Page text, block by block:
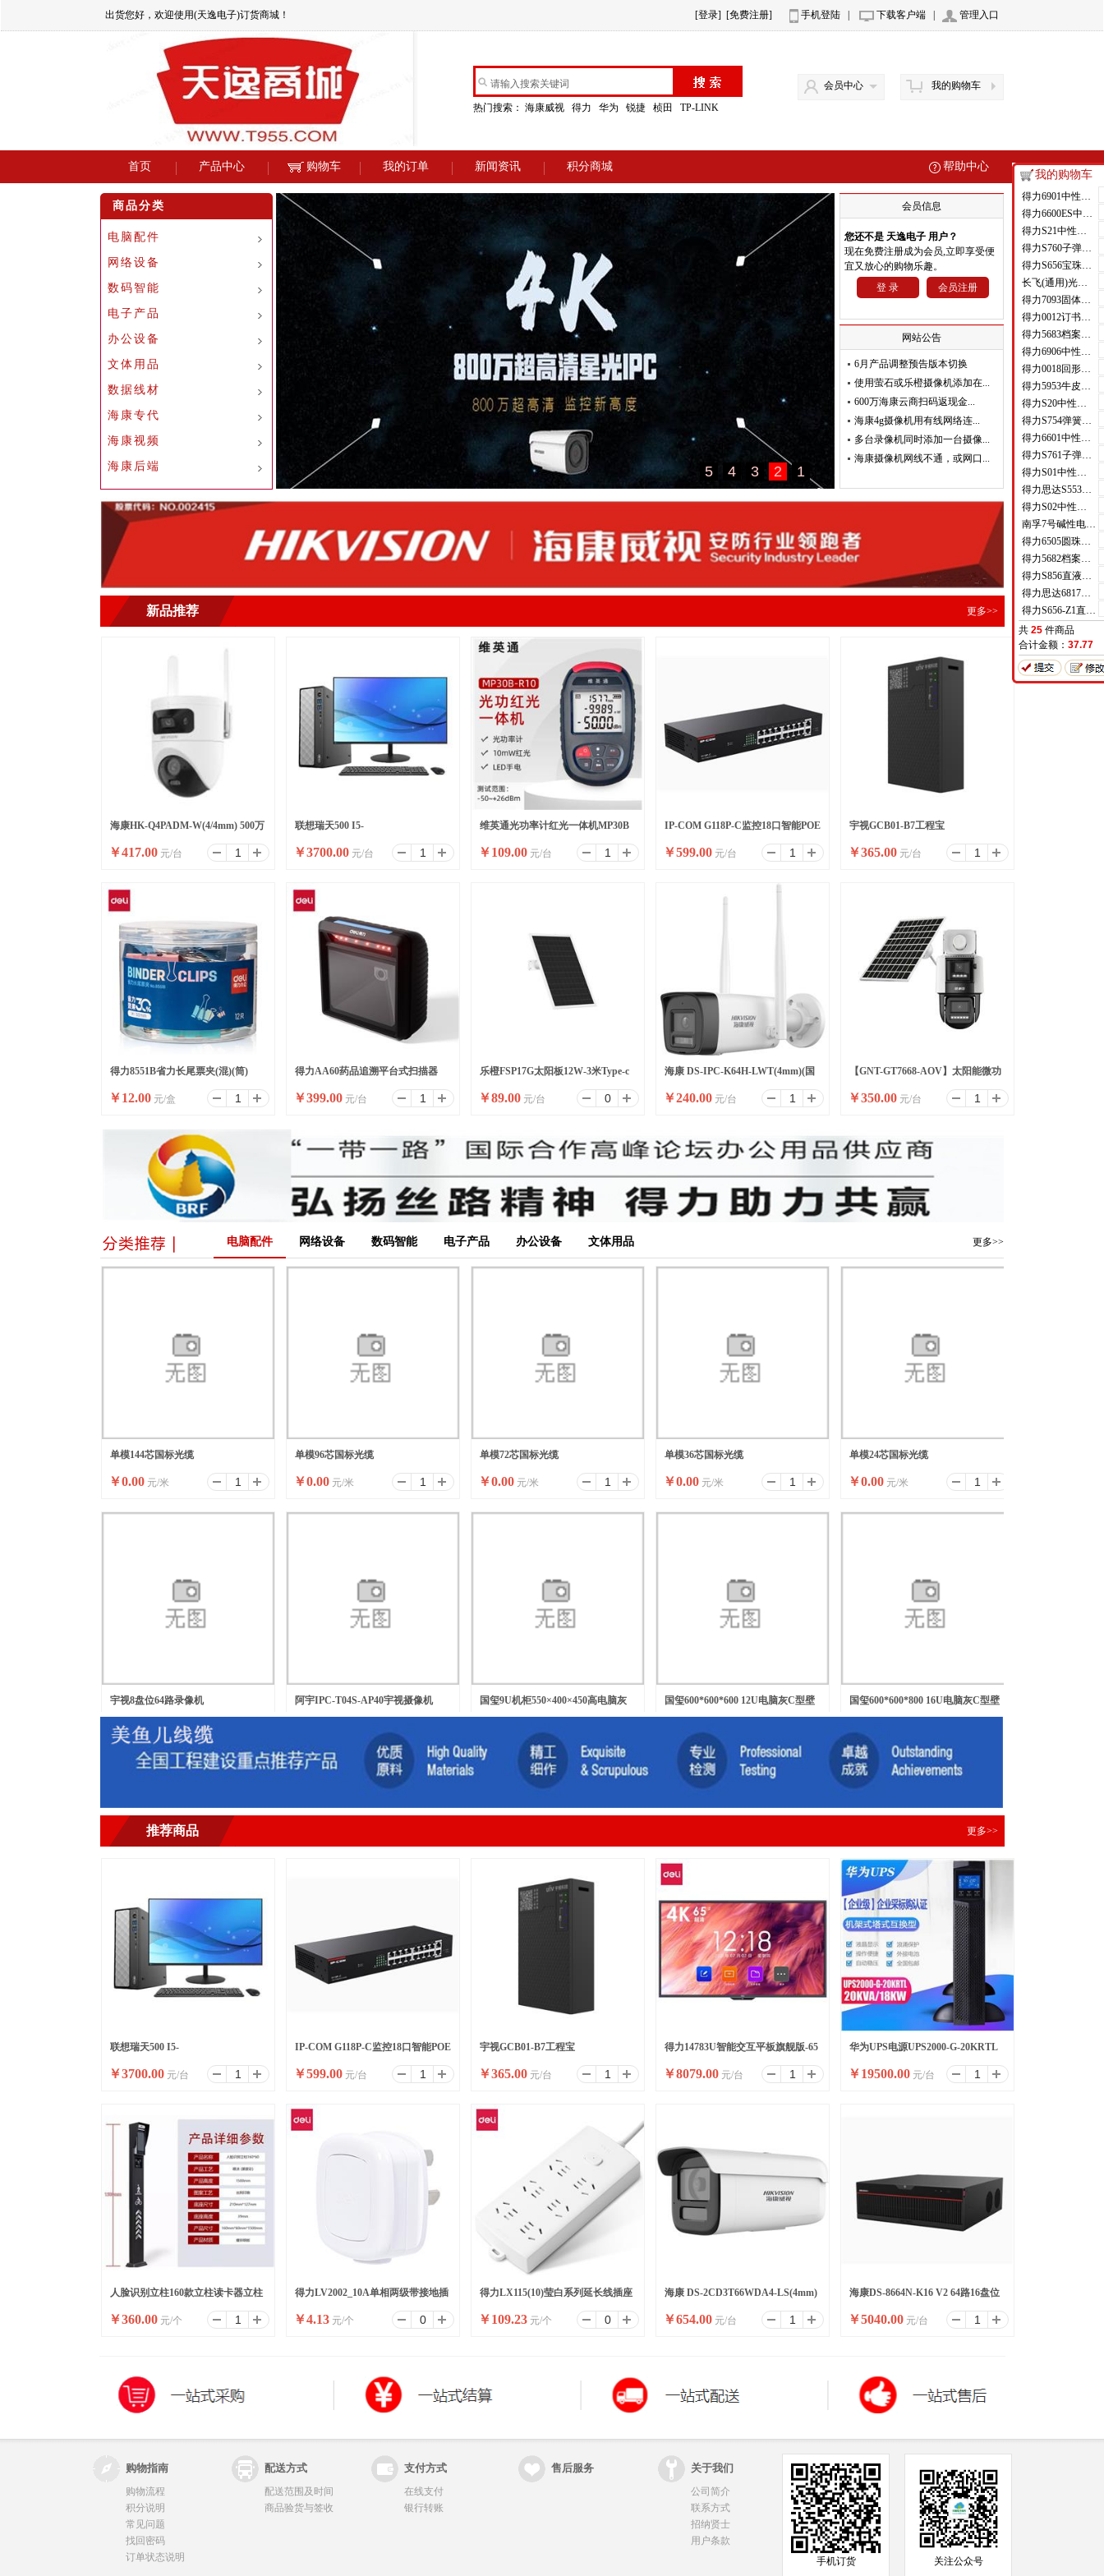
出货您好，欢迎使用(天逸电子)订货商城！ [登录] [免费注册] 手机登陆 下载客户端 管理入口
热门搜索： 海康威视 得力 华为 锐捷 桢田 TP-LINK
会员中心 我的购物车
首页 产品中心 购物车 我的订单 新闻资讯 积分商城 帮助中心
商品分类
电脑配件
网络设备
数码智能
电子产品
办公设备
文体用品
数据线材
海康专代
海康视频
海康后端
会员信息
您还不是 天逸电子 用户？
现在免费注册成为会员,立即享受便
宜又放心的购物乐趣。
登 录
会员注册
网站公告
6月产品调整预告版本切换
使用萤石或乐橙摄像机添加在...
600万海康云商扫码返现金...
海康4g摄像机用有线网络连...
多台录像机同时添加一台摄像...
海康摄像机网线不通，或网口...
新品推荐 更多>>
海康HK-Q4PADM-W(4/4mm) 500万
双摄WiFi套装小球
￥417.00 元/台
联想瑞天500 I5-
13500HX/16G/512SSD/WIFI/8
升/W11/ 23.8
￥3700.00 元/台
维英通光功率计红光一体机MP30B
红光笔
￥109.00 元/台
IP-COM G118P-C监控18口智能POE
高功率全千兆交换机
￥599.00 元/台
宇视GCB01-B7工程宝
￥365.00 元/台
得力8551B省力长尾票夹(混)(筒)
￥12.00 元/盒
得力AA60药品追溯平台式扫描器
(黑)(台)
￥399.00 元/台
乐橙FSP17G太阳板12W-3米Type-c
口太阳能面板
￥89.00 元/台
海康 DS-IPC-K64H-LWT(4mm)(国
内标配)
￥240.00 元/台
【GNT-GT7668-AOV】太阳能微功
耗双光警戒枪球联动4G球机/6
￥350.00 元/台
电脑配件 网络设备 数码智能 电子产品 办公设备 文体用品 更多>>
单模144芯国标光缆
￥0.00 元/米
单模96芯国标光缆
￥0.00 元/米
单模72芯国标光缆
￥0.00 元/米
单模36芯国标光缆
￥0.00 元/米
单模24芯国标光缆
￥0.00 元/米
宇视8盘位64路录像机
￥0.00元/台
阿宇IPC-T04S-AP40宇视摄像机 国玺9U机柜550×400×450高电脑灰 国玺600*600*600 12U电脑灰C型壁
挂网络机柜
国玺600*600*800 16U电脑灰C型壁
挂网络机柜
推荐商品 更多>>
联想瑞天500 I5-
13500HX/16G/512SSD/WIFI/8
￥3700.00 元/台
IP-COM G118P-C监控18口智能POE
高功率全千兆交换机
￥599.00 元/台
宇视GCB01-B7工程宝
￥365.00 元/台
得力14783U智能交互平板旗舰版-65
英寸裸产品(黑)(个)
￥8079.00 元/台
华为UPS电源UPS2000-G-20KRTL
在线式防断电电源UPS电源
￥19500.00 元/台
人脸识别立柱160款立柱读卡器立柱
刷卡器立柱按钮立柱
￥360.00 元/个
得力LV2002_10A单相两级带接地插
头_彩盒装(白)(10/盒)
￥4.13 元/个
得力LX115(10)莹白系列延长线插座
_6组_10米_PE袋装(白)(个)
￥109.23 元/个
海康 DS-2CD3T66WDA4-LS(4mm)
(国内标配)
￥654.00 元/台
海康DS-8664N-K16 V2 64路16盘位
录像机
￥5040.00 元/台
我的购物车
得力6901中性笔芯0.5mm半针管(黑)(支)
得力6600ES中性笔0.5mm子弹头(黑)(支)
得力S21中性笔0.7mm子弹头(黑)(支)
得力S760子弹头中性笔芯0.5mm子弹头(黑)(支)
得力S656宝珠笔0.5mm子弹头(黑)
长飞(通用)光纤 GJYXFCH-1B6A2 1芯皮线光纤
得力7093固体胶(白)(只)
得力0012订书钉12#(1000枚/盒)
得力5683档案盒(蓝)(只)
得力6906中性笔芯0.5mm弹簧头(黑)(支)
得力0018回形针(100枚/盒)
得力5953牛皮纸档案袋(混浆)(米黄色)(10只/包)
得力S20中性笔0.7mm子弹头(黑)(支)
得力S754弹簧头中性笔芯0.7mm弹簧头(黑)(支)
得力6601中性笔0.5mm半针管(黑)(支)
得力S761子弹头中性笔芯0.7mm子弹头(黑)(支)
得力S01中性笔0.5mm弹簧头(黑)(支)
得力思达S553可加墨记号笔(黑)(支)
得力S02中性笔0.7mm弹簧头(黑)(支)
南孚7号碱性电池聚能环4代
得力6505圆珠笔0.7mm子弹头(蓝)(支)
得力5682档案盒(蓝)(只)
得力S856直液式走珠笔(黑)(支)
得力思达6817优逸白板笔(黑)(支)
得力S656-Z1直液式走珠笔0.5mm子弹头(红)(支)
共 25 件商品
合计金额： 37.77
购物指南 配送方式 支付方式 售后服务 关于我们
购物流程
积分说明
常见问题
找回密码
订单状态说明
配送范围及时间
商品验货与签收
在线支付
银行转账
公司简介
联系方式
招纳贤士
用户条款
手机订货
关注公众号